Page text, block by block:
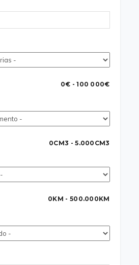
0€ - 100 000€
0CM3 - 5.000CM3
0KM - 500.000KM